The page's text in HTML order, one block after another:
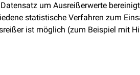
um Ausreißerwerte
statistische Verfahren zum
ist möglich (zum Beispiel mit